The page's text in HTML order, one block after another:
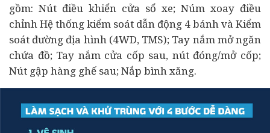
gồm: Nút điều khiển cửa sổ xe; Núm xoay điều
chỉnh Hệ thống kiểm soát dẫn động 4 bánh và Kiểm
soát đường địa hình (4WD, TMS); Tay nắm mở ngăn
chứa đồ; Tay nắm cửa cốp sau, nút đóng/mở cốp;
Nút gập hàng ghế sau; Nắp bình xăng.